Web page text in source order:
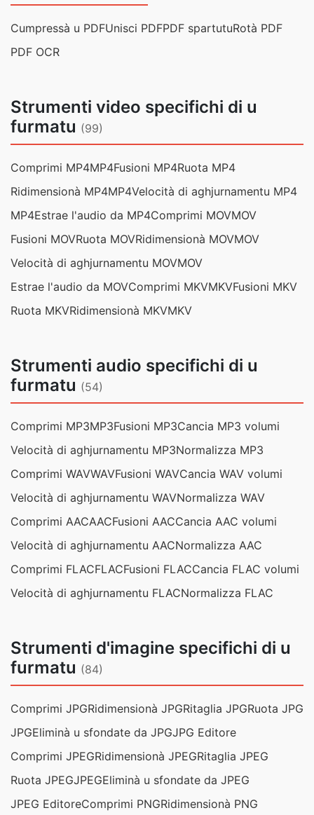
Cumpressà u PDFUnisci PDFPDF spartutuRotà PDF
PDF OCR
Strumenti video specifichi di u
furmatu (99)
Comprimi MP4MP4Fusioni MP4Ruota MP4
Ridimensionà MP4MP4Velocità di aghjurnamentu MP4
MP4Estrae l'audio da MP4Comprimi MOVMOV
Fusioni MOVRuota MOVRidimensionà MOVMOV
Velocità di aghjurnamentu MOVMOV
Estrae l'audio da MOVComprimi MKVMKVFusioni MKV
Ruota MKVRidimensionà MKVMKV
Strumenti audio specifichi di u
furmatu (54)
Comprimi MP3MP3Fusioni MP3Cancia MP3 volumi
Velocità di aghjurnamentu MP3Normalizza MP3
Comprimi WAVWAVFusioni WAVCancia WAV volumi
Velocità di aghjurnamentu WAVNormalizza WAV
Comprimi AACAACFusioni AACCancia AAC volumi
Velocità di aghjurnamentu AACNormalizza AAC
Comprimi FLACFLACFusioni FLACCancia FLAC volumi
Velocità di aghjurnamentu FLACNormalizza FLAC
Strumenti d'imagine specifichi di u
furmatu (84)
Comprimi JPGRidimensionà JPGRitaglia JPGRuota JPG
JPGEliminà u sfondate da JPGJPG Editore
Comprimi JPEGRidimensionà JPEGRitaglia JPEG
Ruota JPEGJPEGEliminà u sfondate da JPEG
JPEG EditoreComprimi PNGRidimensionà PNG